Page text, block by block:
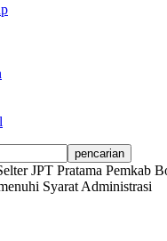
JPT Pratama Pemkab
Syarat Administrasi